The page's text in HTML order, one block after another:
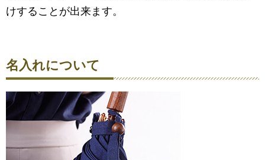
けすることが出来ます。
名入れについて